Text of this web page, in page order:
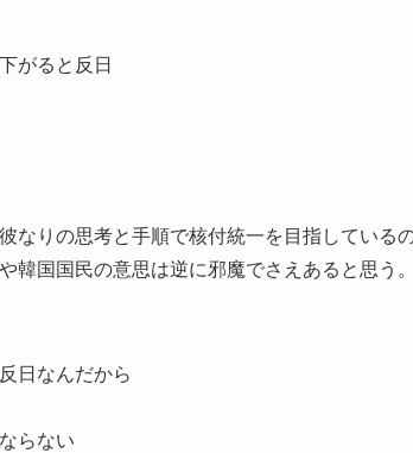
がると反日
なりの思考と手順で核付統一を目指しているの
韓国国民の意思は逆に邪魔でさえあると思う。
日なんだから
らない